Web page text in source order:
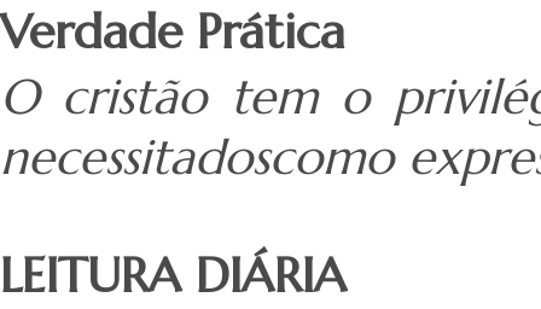
Verdade Prática
O cristão tem o
necessitadoscomo
LEITURA DIÁRIA